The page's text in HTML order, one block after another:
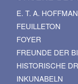
E. T. A.
FEUILLETON
FOYER
FREUNDE DER
HISTORISCHE
INKUNABELN